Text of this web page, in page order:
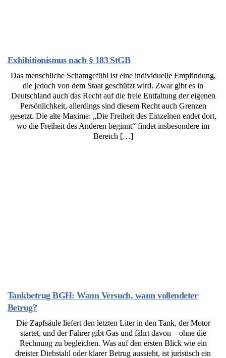
Exhibitionismus nach § 183 StGB
Das menschliche Schamgefühl ist eine individuelle Empfindung,
die jedoch von dem Staat geschützt wird. Zwar gibt es in
Deutschland auch das Recht auf die freie Entfaltung der eigenen
Persönlichkeit, allerdings sind diesem Recht auch Grenzen
gesetzt. Die alte Maxime: „Die Freiheit des Einzelnen endet dort,
wo die Freiheit des Anderen beginnt“ findet insbesondere im
Bereich […]
Tankbetrug BGH: Wann Versuch, wann vollendeter
Betrug?
Die Zapfsäule liefert den letzten Liter in den Tank, der Motor
startet, und der Fahrer gibt Gas und fährt davon – ohne die
Rechnung zu begleichen. Was auf den ersten Blick wie ein
dreister Diebstahl oder klarer Betrug aussieht, ist juristisch ein